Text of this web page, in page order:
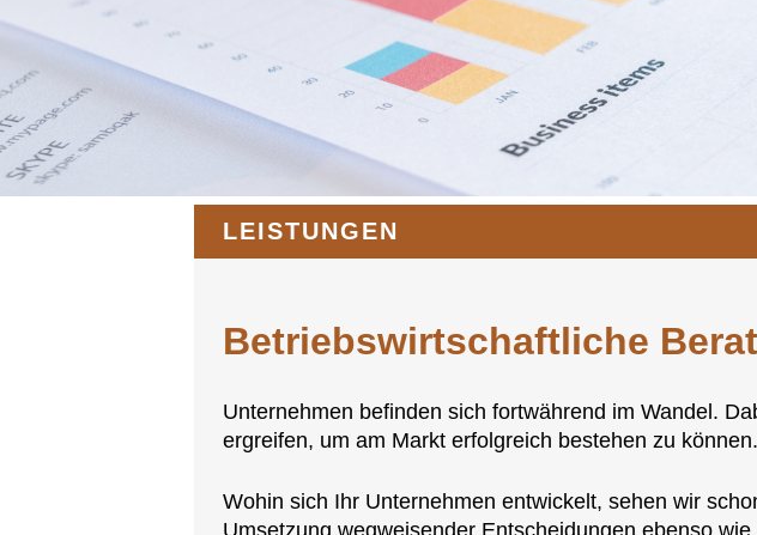
LEISTUNGEN
Betriebswirtschaftliche
Unternehmen befinden sich fortwährend im Wandel.
ergreifen, um am Markt erfolgreich bestehen zu
Wohin sich Ihr Unternehmen entwickelt, sehen wir